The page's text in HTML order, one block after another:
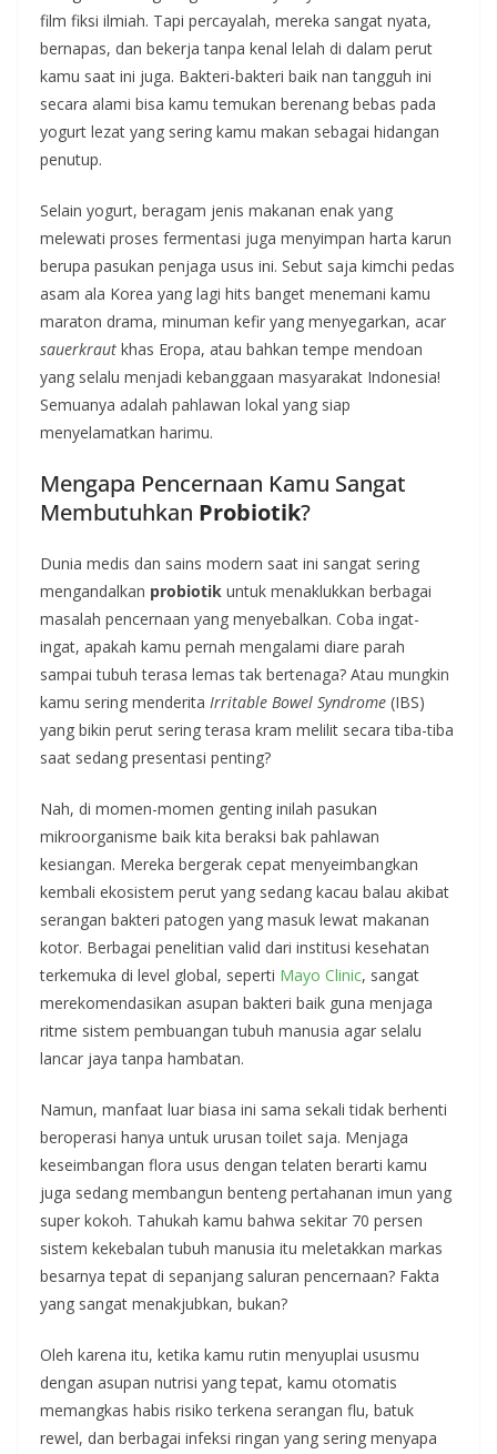
film fiksi ilmiah. Tapi percayalah, mereka sangat nyata,
bernapas, dan bekerja tanpa kenal lelah di dalam perut
kamu saat ini juga. Bakteri-bakteri baik nan tangguh ini
secara alami bisa kamu temukan berenang bebas pada
yogurt lezat yang sering kamu makan sebagai hidangan
penutup.
Selain yogurt, beragam jenis makanan enak yang
melewati proses fermentasi juga menyimpan harta karun
berupa pasukan penjaga usus ini. Sebut saja kimchi pedas
asam ala Korea yang lagi hits banget menemani kamu
maraton drama, minuman kefir yang menyegarkan, acar
sauerkraut khas Eropa, atau bahkan tempe mendoan
yang selalu menjadi kebanggaan masyarakat Indonesia!
Semuanya adalah pahlawan lokal yang siap
menyelamatkan harimu.
Mengapa Pencernaan Kamu Sangat
Membutuhkan Probiotik?
Dunia medis dan sains modern saat ini sangat sering
mengandalkan probiotik untuk menaklukkan berbagai
masalah pencernaan yang menyebalkan. Coba ingat-
ingat, apakah kamu pernah mengalami diare parah
sampai tubuh terasa lemas tak bertenaga? Atau mungkin
kamu sering menderita Irritable Bowel Syndrome (IBS)
yang bikin perut sering terasa kram melilit secara tiba-tiba
saat sedang presentasi penting?
Nah, di momen-momen genting inilah pasukan
mikroorganisme baik kita beraksi bak pahlawan
kesiangan. Mereka bergerak cepat menyeimbangkan
kembali ekosistem perut yang sedang kacau balau akibat
serangan bakteri patogen yang masuk lewat makanan
kotor. Berbagai penelitian valid dari institusi kesehatan
terkemuka di level global, seperti Mayo Clinic, sangat
merekomendasikan asupan bakteri baik guna menjaga
ritme sistem pembuangan tubuh manusia agar selalu
lancar jaya tanpa hambatan.
Namun, manfaat luar biasa ini sama sekali tidak berhenti
beroperasi hanya untuk urusan toilet saja. Menjaga
keseimbangan flora usus dengan telaten berarti kamu
juga sedang membangun benteng pertahanan imun yang
super kokoh. Tahukah kamu bahwa sekitar 70 persen
sistem kekebalan tubuh manusia itu meletakkan markas
besarnya tepat di sepanjang saluran pencernaan? Fakta
yang sangat menakjubkan, bukan?
Oleh karena itu, ketika kamu rutin menyuplai ususmu
dengan asupan nutrisi yang tepat, kamu otomatis
memangkas habis risiko terkena serangan flu, batuk
rewel, dan berbagai infeksi ringan yang sering menyapa